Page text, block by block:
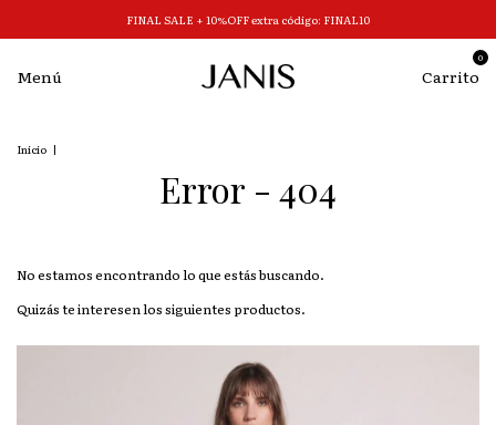
FINAL SALE + 10%OFF extra código: FINAL10
Menú Carrito
0
Inicio |
Error - 404
No estamos encontrando lo que estás buscando.
Quizás te interesen los siguientes productos.